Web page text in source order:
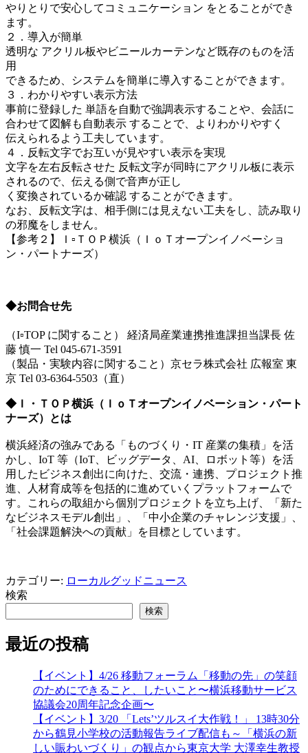
やりとりで安心してコミュニケーション をとることができ
ます。
２．導入が簡単
透明な アクリル板やビニールカーテンなど既存のものを活
用
できるため、システムを簡単に導入することができます。
３．わかりやすい表示方法
事前に登録した 単語を自動で強調表示することや、会話に
合わせて図解も自動表示 することで、よりわかりやすく
伝えられるよう工夫しています。
４．反転文字でお互いが見やすい表示を実現
文字を左右反転させた 反転文字が同時にアクリル板に表示
されるので、伝える側で音声が正し
く変換されているか確認 することができます。
なお、反転文字は、相手側には見えない工夫をし、読み取り
の邪魔をしません。
【参考２】Ｉ▫ＴＯＰ横浜（ＩｏＴオープンイノベーショ
ン・パートナーズ）
◆お問合せ先
（I▫TOP に関すること） 経済局産業連携推進課担当課長 佐
藤 慎一 Tel 045-671-3591
（製品・実験内容に関すること）京セラ株式会社 広報室 東
京 Tel 03-6364-5503（直）
◆Ｉ・ＴＯＰ横浜（ＩｏＴオープンイノベーション・パート
ナーズ）とは
横浜経済の強みである「ものづくり・IT 産業の集積」を活
かし、IoT 等（IoT、ビッグデータ、AI、ロボット等）を活
用したビジネス創出に向けた、交流・連携、プロジェクト推
進、人材育成等を包括的に進めていくプラットフォームで
す。これらの取組から個別プロジェクトを立ち上げ、「新た
なビジネスモデル創出」、「中小企業のチャレンジ支援」、
「社会課題解決への貢献」を目標としています。
カテゴリー: ローカルグッドニュース
検索
検索
最近の投稿
【イベント】4/26 移動フォーラム「移動の先」の笑顔
のためにできること、したいこと〜横浜移動サービス
協議会20周年記念企画〜
【イベント】3/20 「Lets’ツルスイ大作戦！」 13時30分
から鶴見小学校の活動報告ライブ配信も～「横浜の新
しい賑わいづくり」の観点から東京大学 大澤幸生教授